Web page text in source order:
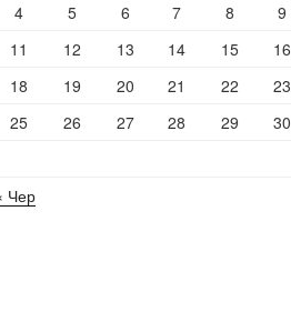
4 5 6 7 8
9
11 12 13 14 15
16
18 19 20 21 22
23
25 26 27 28 29
30
Чер